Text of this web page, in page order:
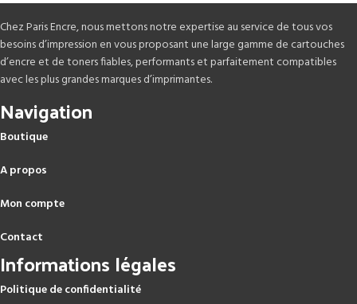
Chez Paris Encre, nous mettons notre expertise au service de tous vos
besoins d’impression en vous proposant une large gamme de cartouches
d’encre et de toners fiables, performants et parfaitement compatibles
avec les plus grandes marques d’imprimantes.
Navigation
Boutique
A propos
Mon compte
Contact
Informations légales
Politique de confidentialité